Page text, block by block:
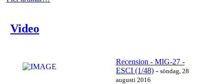
Video
Recension - MIG-27 -
ESCI (1/48) - söndag, 28
augusti 2016